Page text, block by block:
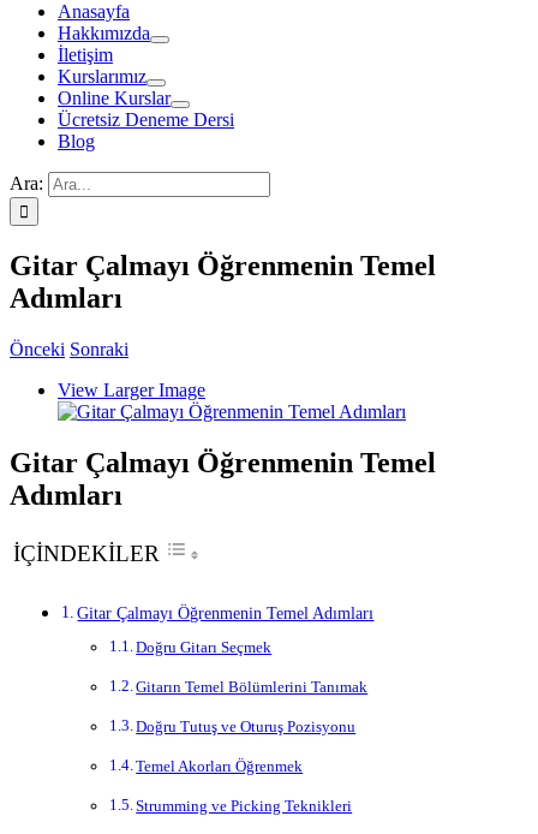
Anasayfa
Hakkımızda
İletişim
Kurslarımız
Online Kurslar
Ücretsiz Deneme Dersi
Blog
Ara:
Gitar Çalmayı Öğrenmenin Temel
Adımları
Önceki Sonraki
View Larger Image
Gitar Çalmayı Öğrenmenin Temel
Adımları
İÇİNDEKİLER
Gitar Çalmayı Öğrenmenin Temel Adımları
Doğru Gitarı Seçmek
Gitarın Temel Bölümlerini Tanımak
Doğru Tutuş ve Oturuş Pozisyonu
Temel Akorları Öğrenmek
Strumming ve Picking Teknikleri